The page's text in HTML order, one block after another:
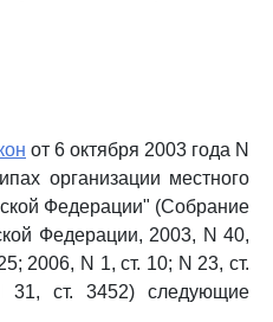
от 6 октября 2003 года N
организации местного
Федерации" (Собрание
Федерации, 2003, N 40,
2006, N 1, ст. 10; N 23, ст.
ст. 3452) следующие